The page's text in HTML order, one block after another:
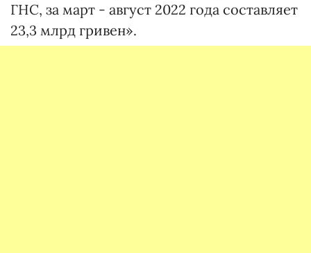
ГНС, за март - август 2022 года составляет
23,3 млрд гривен».